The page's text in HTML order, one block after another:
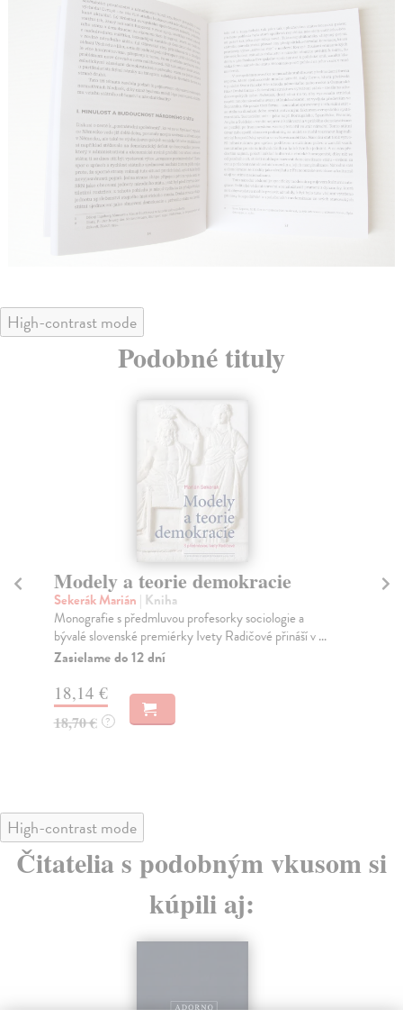
High-contrast mode
Podobné tituly
Modely a teorie demokracie
Sekerák Marián | Kniha
Monografie s předmluvou profesorky sociologie a
bývalé slovenské premiérky Ivety Radičové přináší v ...
Zasielame do 12 dní
18,14 €
18,70 € ?
High-contrast mode
Čitatelia s podobným vkusom si
kúpili aj: